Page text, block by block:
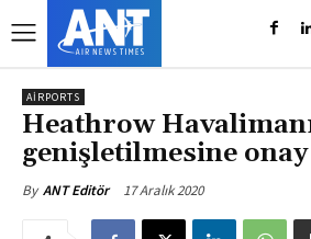
AIRPORTS
Heathrow
genişletilmesine
By ANT Editör 17 Aralık 2020